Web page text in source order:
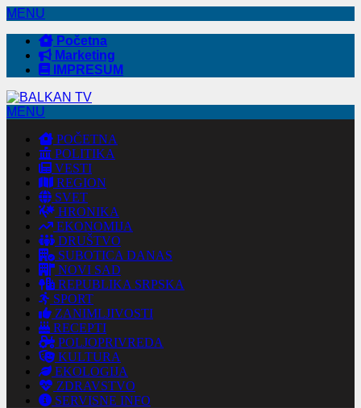
MENU
Početna
Marketing
IMPRESUM
MENU
POČETNA
POLITIKA
VESTI
REGION
SVET
HRONIKA
EKONOMIJA
DRUŠTVO
SUBOTICA DANAS
NOVI SAD
REPUBLIKA SRPSKA
SPORT
ZANIMLJIVOSTI
RECEPTI
POLJOPRIVREDA
KULTURA
EKOLOGIJA
ZDRAVSTVO
SERVISNE INFO